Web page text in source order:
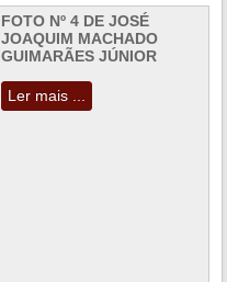
FOTO Nº 4 DE JOSÉ
JOAQUIM MACHADO
GUIMARÃES JÚNIOR
Ler mais ...